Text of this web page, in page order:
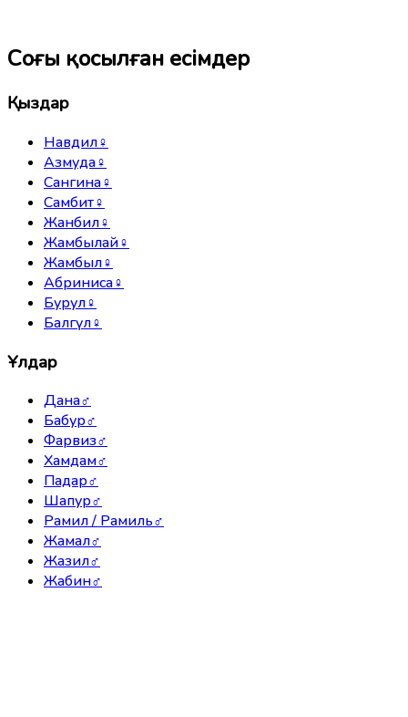
Соңғы қосылған есімдер
Қыздар
Навдил♀
Азмуда♀
Сангина♀
Самбит♀
Жанбил♀
Жамбылай♀
Жамбыл♀
Абриниса♀
Бурул♀
Балгүл♀
Ұлдар
Дана♂
Бабур♂
Фарвиз♂
Хамдам♂
Падар♂
Шапур♂
Рамил / Рамиль♂
Жамал♂
Жазил♂
Жабин♂